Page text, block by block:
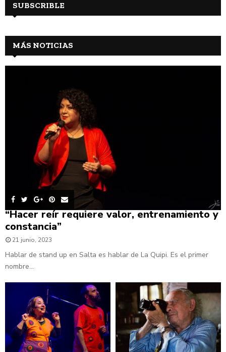
SUBSCRIBLE
MÁS NOTICIAS
“Hacer reír requiere valor, entrenamiento y
constancia”
21 junio, 2023
Hablar de stand up en Salta es hablar de La Quipi. Es el primer
nombre...